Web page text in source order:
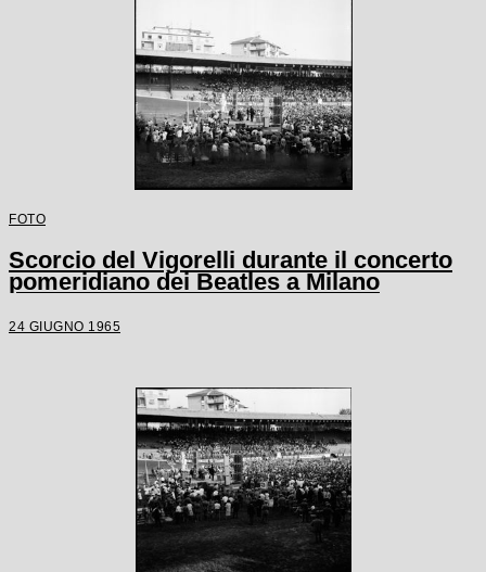
FOTO
Scorcio del Vigorelli durante il concerto
pomeridiano dei Beatles a Milano
24 GIUGNO 1965